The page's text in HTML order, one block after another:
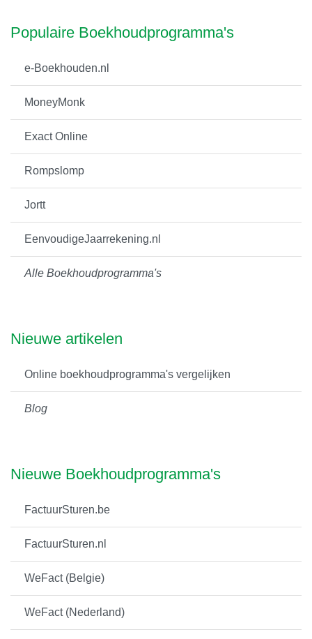
Populaire Boekhoudprogramma's
e-Boekhouden.nl
MoneyMonk
Exact Online
Rompslomp
Jortt
EenvoudigeJaarrekening.nl
Alle Boekhoudprogramma's
Nieuwe artikelen
Online boekhoudprogramma's vergelijken
Blog
Nieuwe Boekhoudprogramma's
FactuurSturen.be
FactuurSturen.nl
WeFact (Belgie)
WeFact (Nederland)